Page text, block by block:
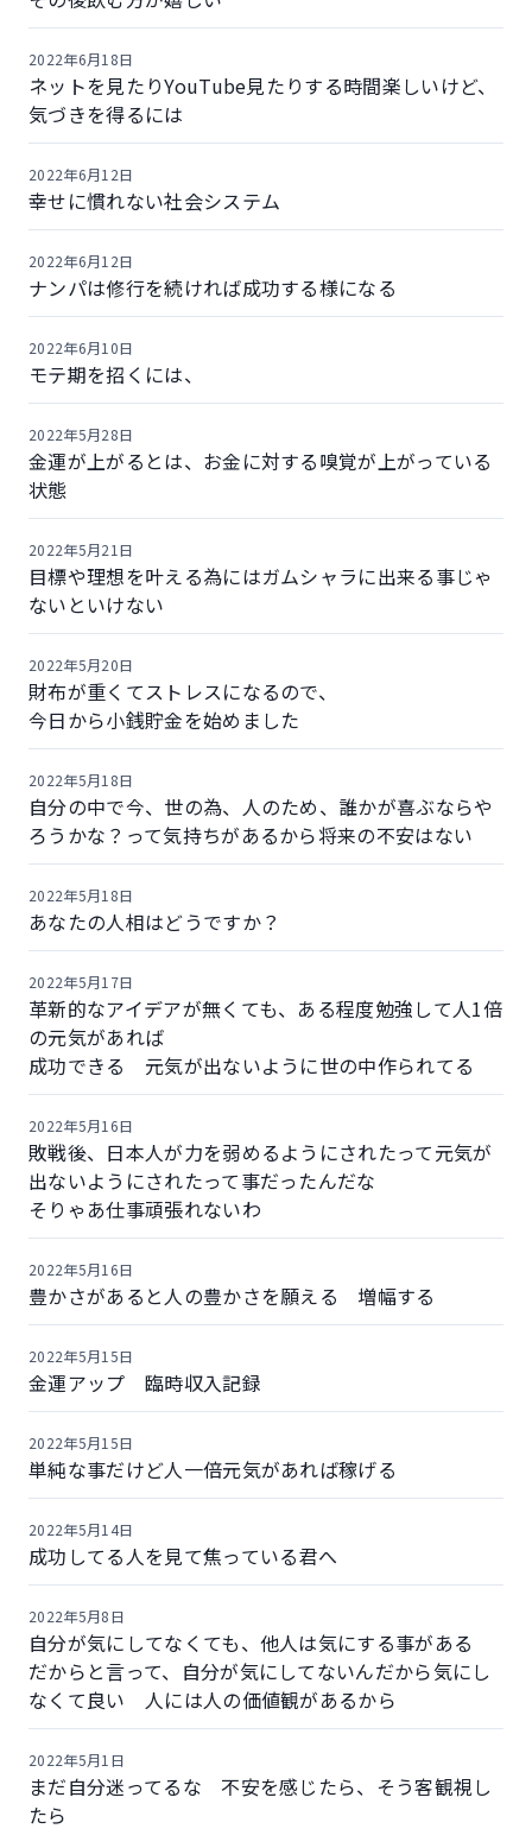
ネットを見たりYouTube見たりする時間楽しいけど、
気づきを得るには
2022年6月18日
幸せに慣れない社会システム
2022年6月12日
ナンパは修行を続ければ成功する様になる
2022年6月12日
モテ期を招くには、
2022年6月10日
金運が上がるとは、お金に対する嗅覚が上がっている
状態
2022年5月28日
目標や理想を叶える為にはガムシャラに出来る事じゃ
ないといけない
2022年5月21日
財布が重くてストレスになるので、
今日から小銭貯金を始めました
2022年5月20日
自分の中で今、世の為、人のため、誰かが喜ぶならや
ろうかな？って気持ちがあるから将来の不安はない
2022年5月18日
あなたの人相はどうですか？
2022年5月18日
革新的なアイデアが無くても、ある程度勉強して人1倍
の元気があれば
成功できる 元気が出ないように世の中作られてる
2022年5月17日
敗戦後、日本人が力を弱めるようにされたって元気が
出ないようにされたって事だったんだな
そりゃあ仕事頑張れないわ
2022年5月16日
豊かさがあると人の豊かさを願える 増幅する
2022年5月16日
金運アップ 臨時収入記録
2022年5月15日
単純な事だけど人一倍元気があれば稼げる
2022年5月15日
成功してる人を見て焦っている君へ
2022年5月14日
自分が気にしてなくても、他人は気にする事がある
だからと言って、自分が気にしてないんだから気にし
なくて良い 人には人の価値観があるから
2022年5月8日
まだ自分迷ってるな 不安を感じたら、そう客観視し
たら
2022年5月1日